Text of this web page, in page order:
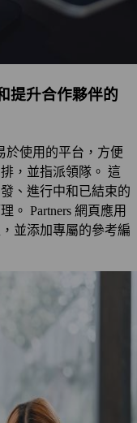
提升合作夥伴的
於使用的平台，方便
，並指派領隊。 這
、進行中和已結束的
。 Partners 網頁應用
並添加專屬的參考編